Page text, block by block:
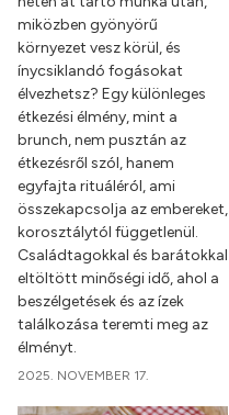
miközben gyönyörű
környezet vesz körül, és
ínycsiklandó fogásokat
élvezhetsz? Egy különleges
étkezési élmény, mint a
brunch, nem pusztán az
étkezésről szól, hanem
egyfajta rituáléról, ami
összekapcsolja az embereket,
korosztálytól függetlenül.
Családtagokkal és barátokkal
eltöltött minőségi idő, ahol a
beszélgetések és az ízek
találkozása teremti meg az
élményt.
2025. NOVEMBER 17.